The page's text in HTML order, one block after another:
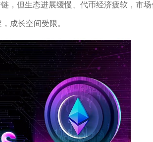
，但生态进展缓慢、代币经济疲软，市
成长空间受限。